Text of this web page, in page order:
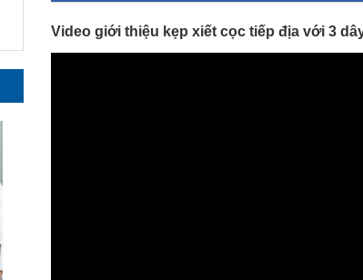
Video giới thiệu kẹp xiết cọc tiếp địa với 3